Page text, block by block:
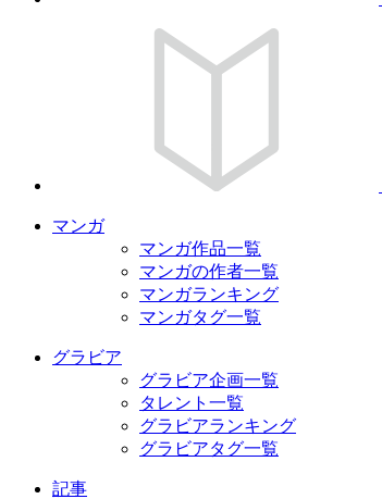
マンガ
マンガ作品一覧
マンガの作者一覧
マンガランキング
マンガタグ一覧
グラビア
グラビア企画一覧
タレント一覧
グラビアランキング
グラビアタグ一覧
記事